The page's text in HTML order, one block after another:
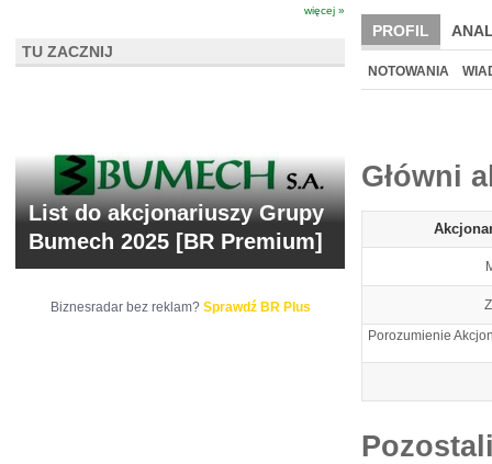
PROFIL
BR LAB
NOTOWANIA
Główni
Porozumienie
więcej »
TU ZACZNIJ
List do akcjonariuszy Grupy
Bumech 2025 [BR Premium]
Biznesradar bez reklam? Sprawdź BR Plus